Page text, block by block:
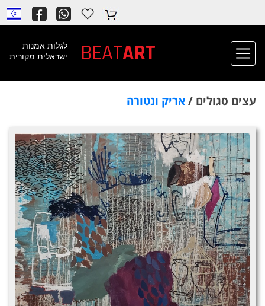
לגלות אמנות
ישראלית מקורית
ART
BEAT
עצים סגולים /אריק ונטורה